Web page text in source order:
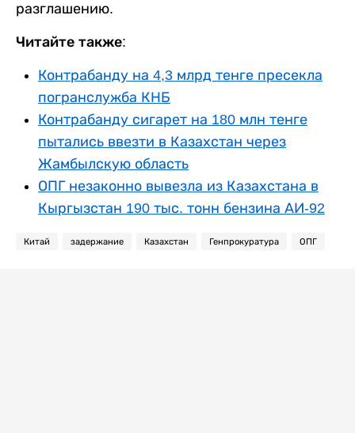
разглашению.
Читайте также:
Контрабанду на 4,3 млрд тенге пресекла
погранслужба КНБ
Контрабанду сигарет на 180 млн тенге
пытались ввезти в Казахстан через
Жамбылскую область
ОПГ незаконно вывезла из Казахстана в
Кыргызстан 190 тыс. тонн бензина АИ-92
Китай задержание Казахстан Генпрокуратура ОПГ